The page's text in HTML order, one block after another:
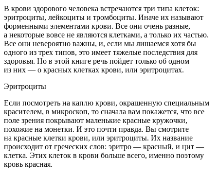
В крови здорового человека встречаются три типа клеток:
эритроциты, лейкоциты и тромбоциты. Иначе их называют
форменными элементами крови. Все они очень разные,
а некоторые вовсе не являются клетками, а только их частью.
Все они невероятно важны, и, если мы лишаемся хотя бы
одного из трех типов, это имеет тяжелые последствия для
здоровья. Но в этой книге речь пойдет только об одном
из них — о красных клетках крови, или эритроцитах.
Эритроциты
Если посмотреть на каплю крови, окрашенную специальным
красителем, в микроскоп, то сначала вам покажется, что все
поле зрения покрывают маленькие красные кружочки,
похожие на монетки. И это почти правда. Вы смотрите
на красные клетки крови, или эритроциты. Их название
происходит от греческих слов: эритро — красный, и цит —
клетка. Этих клеток в крови больше всего, именно поэтому
кровь красная.